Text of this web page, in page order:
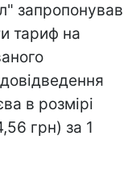
запропонував
тариф на
в розмірі
грн) за 1